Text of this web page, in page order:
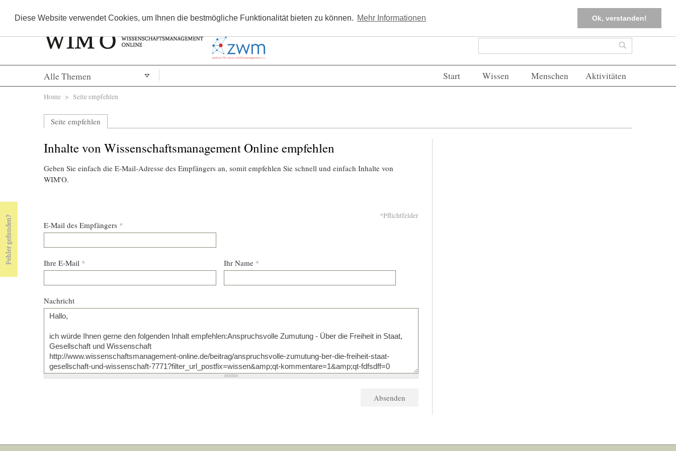
Diese Website verwendet Cookies, um Ihnen die bestmögliche Funktionalität bieten zu können. Mehr Informationen Ok, verstanden!
Kostenlos registrieren FAQs Einloggen
Suchformular Suche
Alle Themen Start Wissen Menschen Aktivitäten
Sie sind hier
Home > Seite empfehlen
Seite empfehlen
Inhalte von Wissenschaftsmanagement Online empfehlen
Geben Sie einfach die E-Mail-Adresse des Empfängers an, somit empfehlen Sie schnell und einfach Inhalte von
WIM'O.
*Pflichtfelder
E-Mail des Empfängers *
Ihre E-Mail * Ihr Name *
Nachricht